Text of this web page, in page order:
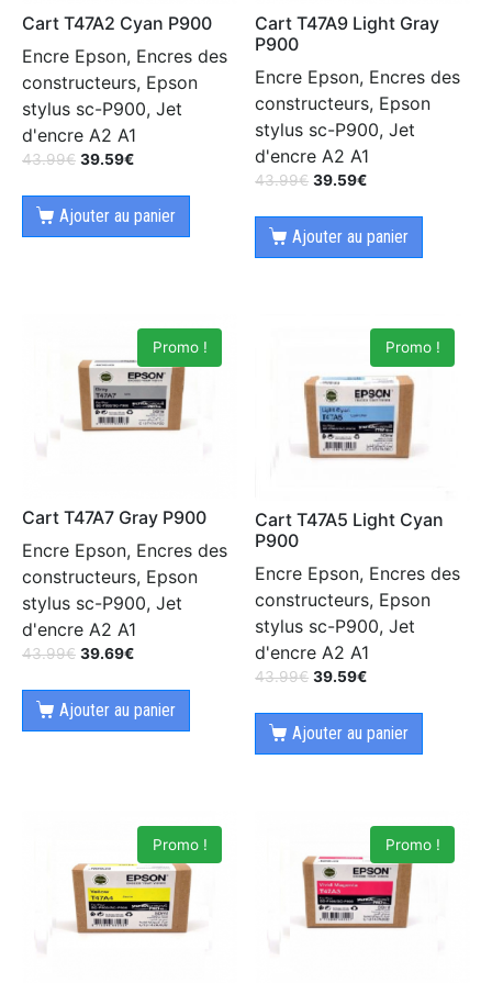
Cart T47A2 Cyan P900
Encre Epson, Encres des
constructeurs, Epson
stylus sc-P900, Jet
d'encre A2 A1
43.99€ 39.59€
Ajouter au panier
Cart T47A9 Light Gray
P900
Encre Epson, Encres des
constructeurs, Epson
stylus sc-P900, Jet
d'encre A2 A1
43.99€ 39.59€
Ajouter au panier
Promo !
Cart T47A7 Gray P900
Encre Epson, Encres des
constructeurs, Epson
stylus sc-P900, Jet
d'encre A2 A1
43.99€ 39.69€
Ajouter au panier
Promo !
Cart T47A5 Light Cyan
P900
Encre Epson, Encres des
constructeurs, Epson
stylus sc-P900, Jet
d'encre A2 A1
43.99€ 39.59€
Ajouter au panier
Promo ! Promo !